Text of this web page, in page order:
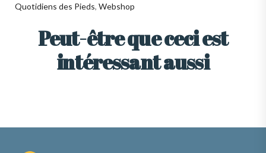
Quotidiens des Pieds, Webshop
Peut-être que ceci est
intéressant aussi